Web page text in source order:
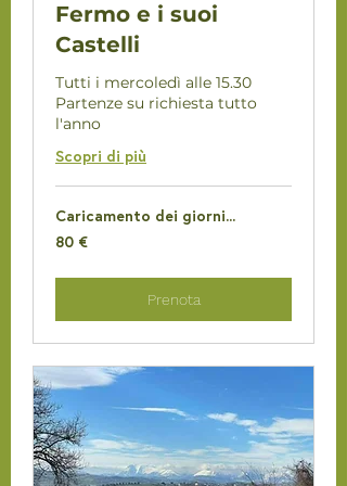
Fermo e i suoi
Castelli
Tutti i mercoledì alle 15.30
Partenze su richiesta tutto
l'anno
Scopri di più
Caricamento dei giorni...
80
euro
80 €
Prenota